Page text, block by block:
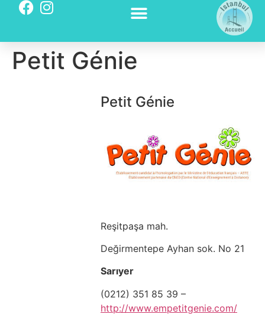
Petit Génie
Petit Génie
Reşitpaşa mah.
Değirmentepe Ayhan sok. No 21
Sarıyer
(0212) 351 85 39 –
http://www.empetitgenie.com/